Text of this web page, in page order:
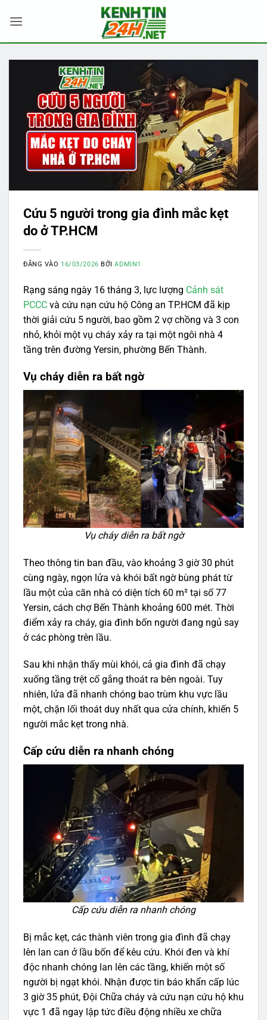
qua
Cứu 5 người trong gia đình mắc kẹt
do ở TP.HCM
ĐĂNG VÀO 16/03/2026 BỞIADMIN1
Rạng sáng ngày 16 tháng 3, lực lượng Cảnh sát
PCCC và cứu nạn cứu hộ Công an TP.HCM đã kịp
thời giải cứu 5 người, bao gồm 2 vợ chồng và 3 con
nhỏ, khỏi một vụ cháy xảy ra tại một ngôi nhà 4
tầng trên đường Yersin, phường Bến Thành.
Vụ cháy diễn ra bất ngờ
Vụ cháy diễn ra bất ngờ
Theo thông tin ban đầu, vào khoảng 3 giờ 30 phút
cùng ngày, ngọn lửa và khói bất ngờ bùng phát từ
lầu một của căn nhà có diện tích 60 m² tại số 77
Yersin, cách chợ Bến Thành khoảng 600 mét. Thời
điểm xảy ra cháy, gia đình bốn người đang ngủ say
ở các phòng trên lầu.
Sau khi nhận thấy mùi khói, cả gia đình đã chạy
xuống tầng trệt cố gắng thoát ra bên ngoài. Tuy
nhiên, lửa đã nhanh chóng bao trùm khu vực lầu
một, chặn lối thoát duy nhất qua cửa chính, khiến 5
người mắc kẹt trong nhà.
Cấp cứu diễn ra nhanh chóng
Cấp cứu diễn ra nhanh chóng
Bị mắc kẹt, các thành viên trong gia đình đã chạy
lên lan can ở lầu bốn để kêu cứu. Khói đen và khí
độc nhanh chóng lan lên các tầng, khiến một số
người bị ngạt khói. Nhận được tin báo khẩn cấp lúc
3 giờ 35 phút, Đội Chữa cháy và cứu nạn cứu hộ khu
vực 1 đã ngay lập tức điều động nhiều xe chữa